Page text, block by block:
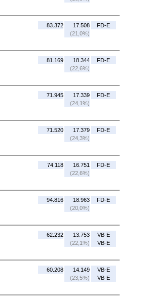
83.372
17.508
(21,0%)
FD-E
81.169
18.344
(22,6%)
FD-E
71.945
17.339
(24,1%)
FD-E
71.520
17.379
(24,3%)
FD-E
74.118
16.751
(22,6%)
FD-E
94.816
18.963
(20,0%)
FD-E
62.232
13.753
(22,1%)
VB-E
VB-E
60.208
14.149
(23,5%)
VB-E
VB-E